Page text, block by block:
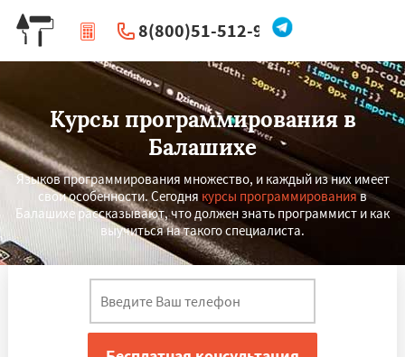
8(800)51-512-96
| Перезвоните мне
Курсы программирования в
Балашихе
Языков программирования множество, и каждый из них имеет
свои особенности. Сегодня курсы программированияв
Балашихе рассказывают, что должен знать программист и как
выучиться на такого специалиста.